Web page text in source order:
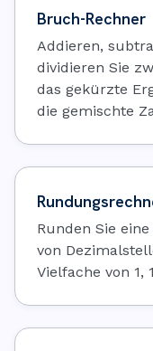
Bruch-Rechner
Addieren,
dividieren Sie
das gekürzte
die gemischte
Runden Sie
von
Vielfache von 1,